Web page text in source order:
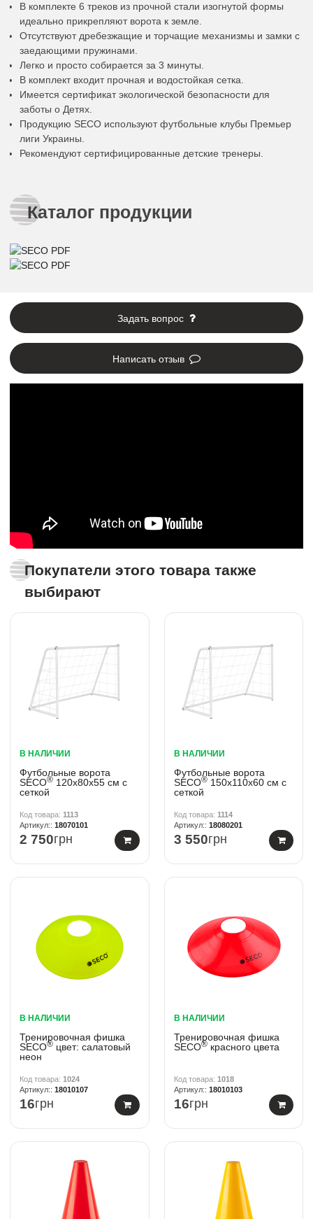
В комплекте 6 треков из прочной стали изогнутой формы
идеально прикрепляют ворота к земле.
Отсутствуют дребезжащие и торчащие механизмы и замки с
заедающими пружинами.
Легко и просто собирается за 3 минуты.
В комплект входит прочная и водостойкая сетка.
Имеется сертификат экологической безопасности для
заботы о Детях.
Продукцию SECO используют футбольные клубы Премьер
лиги Украины.
Рекомендуют сертифицированные детские тренеры.
Каталог продукции
Задать вопрос
Написать отзыв
Покупатели этого товара также
выбирают
В НАЛИЧИИ
Футбольные ворота
SECO® 120х80х55 см с
сеткой
1113
18070101
2 750грн
В НАЛИЧИИ
Футбольные ворота
SECO®150х110х60 см с
сеткой
1114
18080201
3 550грн
В НАЛИЧИИ
Тренировочная фишка
SECO® цвет: салатовый
неон
1024
18010107
16грн
В НАЛИЧИИ
Тренировочная фишка
SECO®красного цвета
1018
18010103
16грн